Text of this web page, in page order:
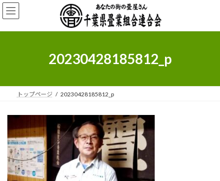
コ
ン
ン
ナ
ビ
ー
20230428185812_p
トップページ 20230428185812_p